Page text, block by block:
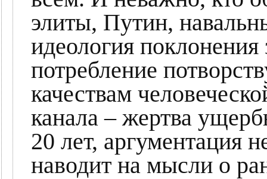
элиты, Путин,
идеология
потребление
качествам
канала – жертва
20 лет, аргументация
наводит на мысли о